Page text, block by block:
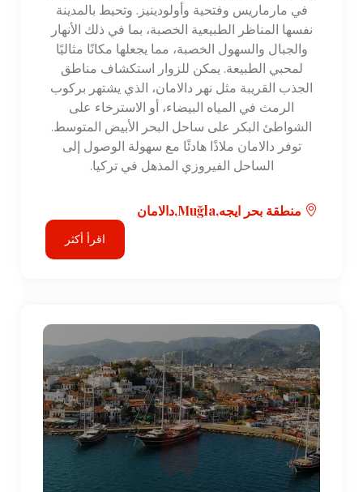
في مارماريس وفتحية وأولودينيز. وتحيط بالمدينة
نفسها المناظر الطبيعية الخصبة، بما في ذلك الأنهار
والجبال والسهول الخصبة، مما يجعلها مكانًا مثاليًا
لمحبي الطبيعة. يمكن للزوار استكشاف مناطق
الجذب القريبة مثل نهر دالامان، الذي يشتهر بركوب
الرمث في المياه البيضاء، أو الاسترخاء على
الشواطئ البكر على ساحل البحر الأبيض المتوسط.
توفر دالامان ملاذًا هادئًا مع سهولة الوصول إلى
الساحل الفيروزي المذهل في تركيا.
منطقة بحر ايجه,Muğla,دالامان
اقرأ أكثر